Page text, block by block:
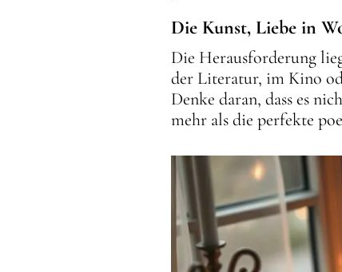
Die Kunst, Liebe in
Die Herausforderung
der Literatur, im Kino
Denke daran, dass es
mehr als die perfekte